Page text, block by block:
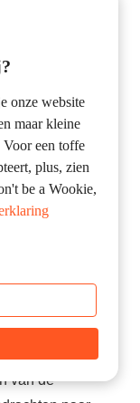
een van de
die voor
van
out (SEL)
effect
online
van de
onze website
maar kleine
een toffe
plus, zien
be a Wookie,